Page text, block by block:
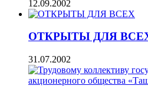
12.09.2002
ОТКРЫТЫ ДЛЯ
31.07.2002